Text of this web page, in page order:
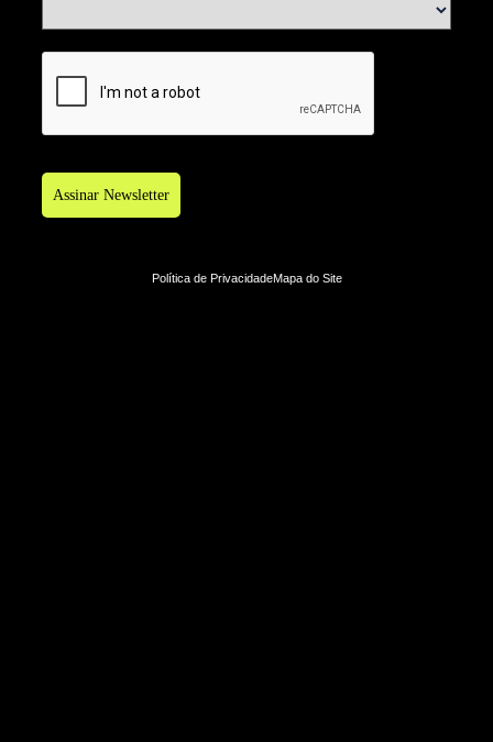
Assinar Newsletter
Política de PrivacidadeMapa do Site